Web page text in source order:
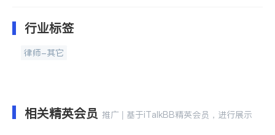
行业标签
律师-其它
相关精英会员 推广 | 基于iTalkBB精英会员，进行展示